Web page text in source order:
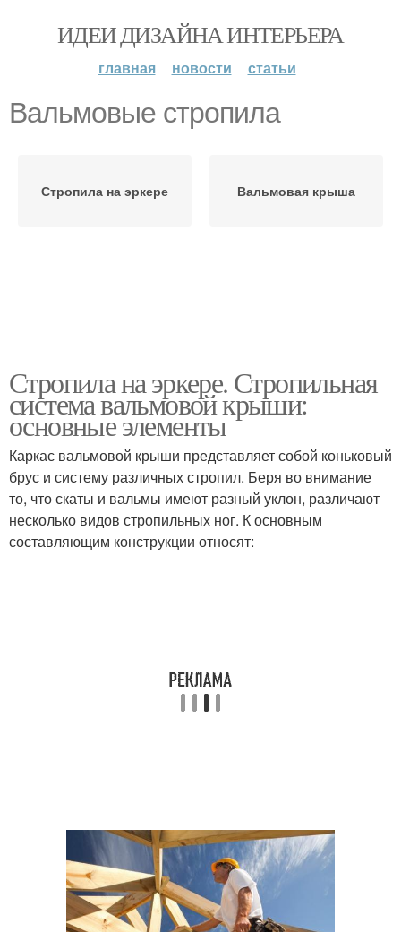
ИДЕИ ДИЗАЙНА ИНТЕРЬЕРА
главная новости статьи
Вальмовые стропила
Стропила на эркере Вальмовая крыша
Стропила на эркере. Стропильная
система вальмовой крыши:
основные элементы
Каркас вальмовой крыши представляет собой коньковый
брус и систему различных стропил. Беря во внимание
то, что скаты и вальмы имеют разный уклон, различают
несколько видов стропильных ног. К основным
составляющим конструкции относят: